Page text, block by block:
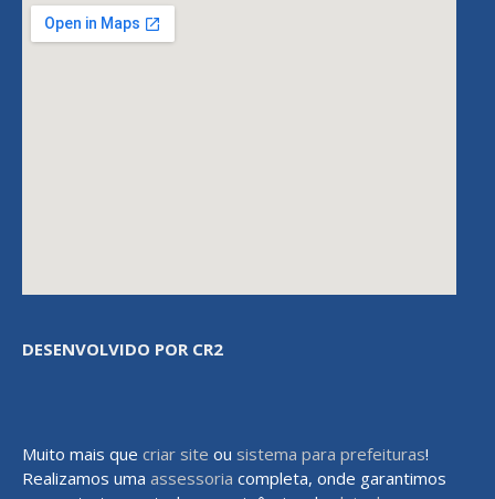
DESENVOLVIDO POR CR2
Muito mais que criar site ou sistema para prefeituras!
Realizamos uma assessoria completa, onde garantimos